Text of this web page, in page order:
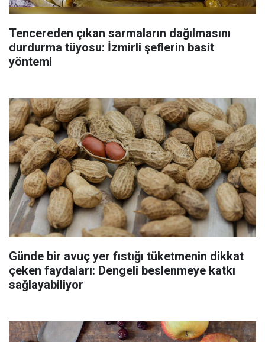
Tencereden çıkan sarmaların dağılmasını
durdurma tüyosu: İzmirli şeflerin basit
yöntemi
Günde bir avuç yer fıstığı tüketmenin dikkat
çeken faydaları: Dengeli beslenmeye katkı
sağlayabiliyor